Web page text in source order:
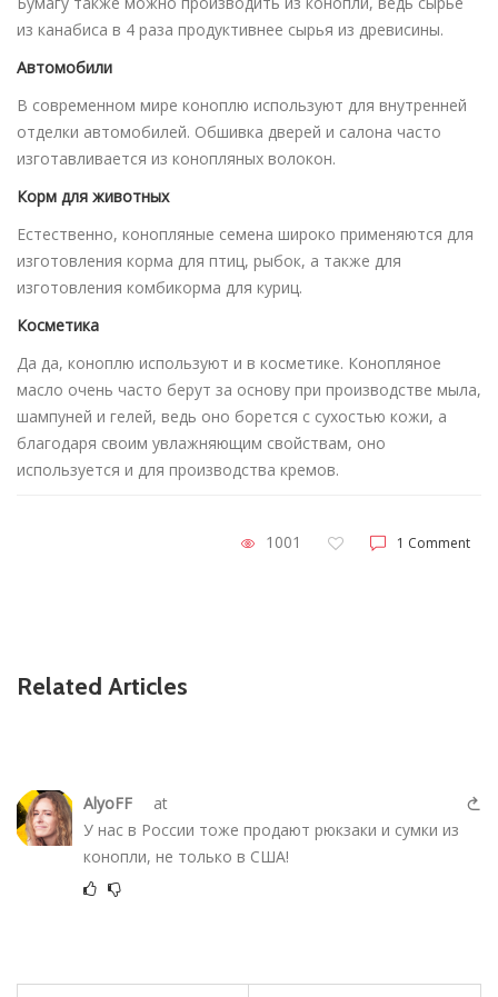
из канабиса в 4 раза продуктивнее сырья из древисины.
Автомобили
В современном мире коноплю используют для внутренней
отделки автомобилей. Обшивка дверей и салона часто
изготавливается из конопляных волокон.
Корм для животных
Естественно, конопляные семена широко применяются для
изготовления корма для птиц, рыбок, а также для
изготовления комбикорма для куриц.
Косметика
Да да, коноплю используют и в косметике. Конопляное
масло очень часто берут за основу при производстве мыла,
шампуней и гелей, ведь оно борется с сухостью кожи, а
благодаря своим увлажняющим свойствам, оно
используется и для производства кремов.
1001 1 Comment
Related Articles
AlyoFF
at
У нас в России тоже продают рюкзаки и сумки из
конопли, не только в США!